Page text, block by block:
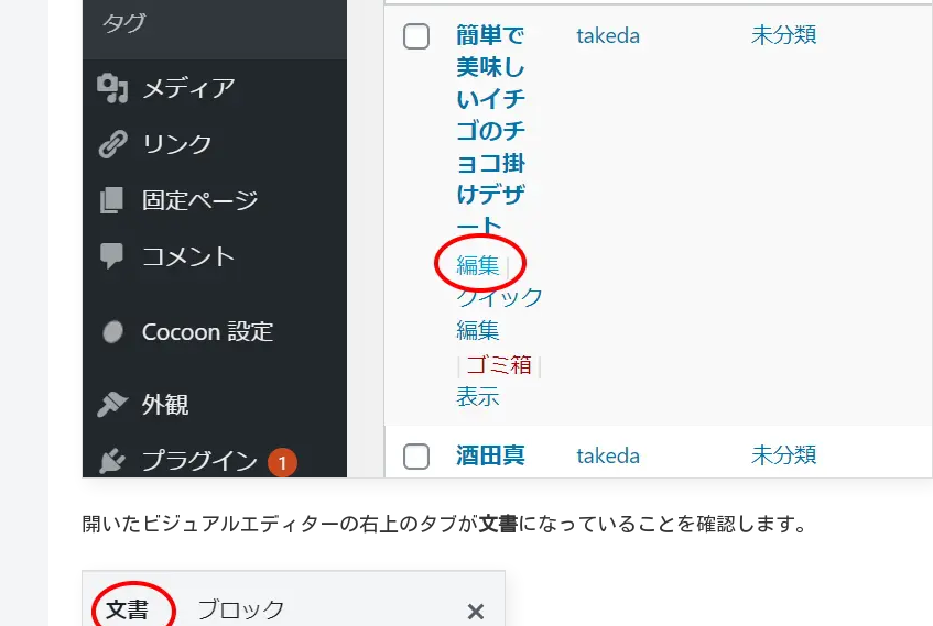
開いたビジュアルエディターの右上のタブが文書になっていることを確認します。